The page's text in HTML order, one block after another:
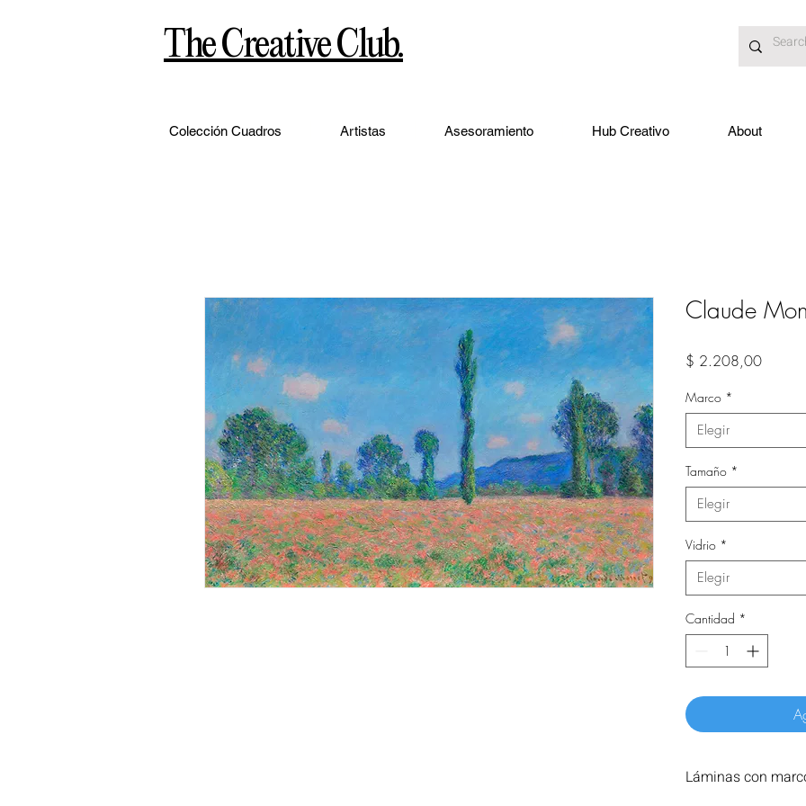
The Creative Club.
Colección Cuadros Artistas Asesoramiento Hub Creativo About
Claude
$ 2.208,00Precio
Marco *
Elegir
Tamaño *
Elegir
Vidrio *
Elegir
Cantidad *
Láminas con